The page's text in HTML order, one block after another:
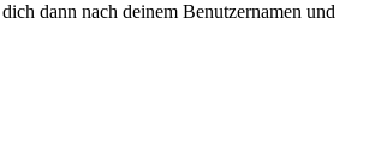
dann nach deinem Benutzernamen und